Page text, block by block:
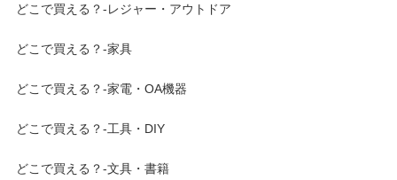
どこで買える？-レジャー・アウトドア
どこで買える？-家具
どこで買える？-家電・OA機器
どこで買える？-工具・DIY
どこで買える？-文具・書籍